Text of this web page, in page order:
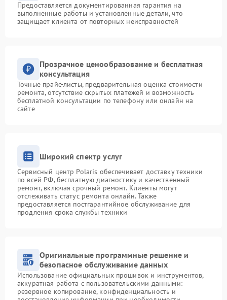
Предоставляется документированная гарантия на
выполненные работы и установленные детали, что
защищает клиента от повторных неисправностей
Прозрачное ценообразование и бесплатная
консультация
Точные прайс-листы, предварительная оценка стоимости
ремонта, отсутствие скрытых платежей и возможность
бесплатной консультации по телефону или онлайн на
сайте
Широкий спектр услуг
Сервисный центр Polaris обеспечивает доставку техники
по всей РФ, бесплатную диагностику и качественный
ремонт, включая срочный ремонт. Клиенты могут
отслеживать статус ремонта онлайн. Также
предоставляется постгарантийное обслуживание для
продления срока службы техники
Оригинальные программные решение и
безопасное обслуживание данных
Использование официальных прошивок и инструментов,
аккуратная работа с пользовательскими данными:
резервное копирование, конфиденциальность и